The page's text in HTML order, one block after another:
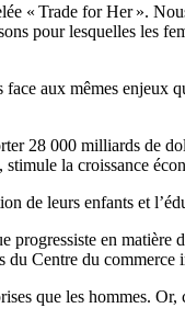
« Trade for Her ».
pour lesquelles les
aux mêmes enjeux
28 000 milliards de
la croissance
de leurs enfants et
progressiste en
du Centre du
que les hommes.